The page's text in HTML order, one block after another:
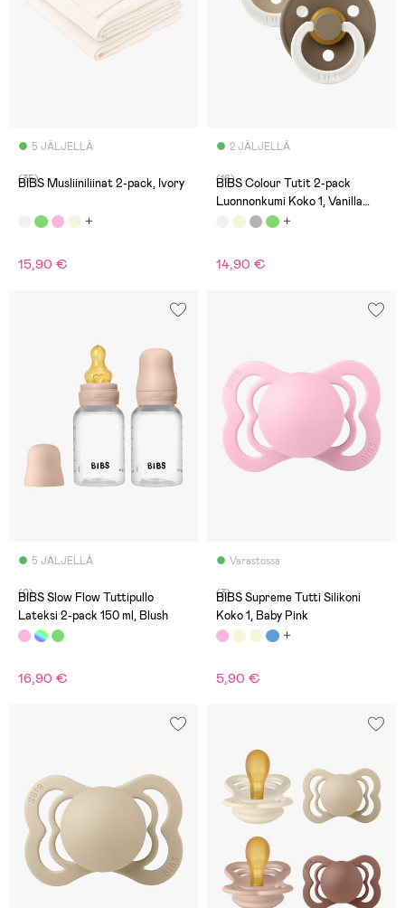
5 JÄLJELLÄ
(35)
BIBS Musliiniliinat 2-pack, Ivory
15,90 €
2 JÄLJELLÄ
(16)
BIBS Colour Tutit 2-pack
Luonnonkumi Koko 1, Vanilla
Glow/Dark Oak Glow
14,90 €
5 JÄLJELLÄ
(0)
BIBS Slow Flow Tuttipullo
Lateksi 2-pack 150 ml, Blush
16,90 €
Varastossa
(3)
BIBS Supreme Tutti Silikoni
Koko 1, Baby Pink
5,90 €